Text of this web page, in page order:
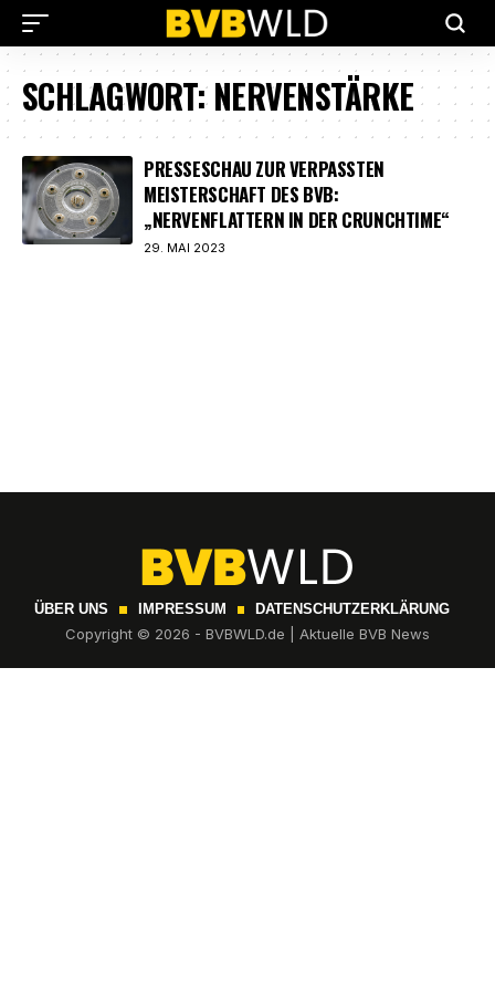
SCHLAGWORT:NERVENSTÄRKE
PRESSESCHAU ZUR VERPASSTEN
MEISTERSCHAFT DES BVB:
„NERVENFLATTERN IN DER CRUNCHTIME“
29. MAI 2023
ÜBER UNS IMPRESSUM DATENSCHUTZERKLÄRUNG
Copyright © 2026 - BVBWLD.de | Aktuelle BVB News